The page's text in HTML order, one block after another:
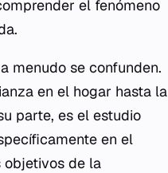
el fenómeno
menudo se confunden.
en el hogar hasta la
parte, es el estudio
en el
objetivos de la